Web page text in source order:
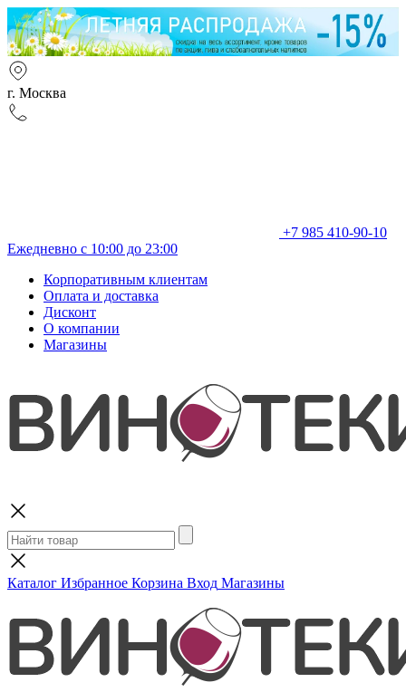
г. Москва
+7 985 410-90-10
Ежедневно с 10:00 до 23:00
Корпоративным клиентам
Оплата и доставка
Дисконт
О компании
Магазины
Каталог Избранное Корзина Вход Магазины